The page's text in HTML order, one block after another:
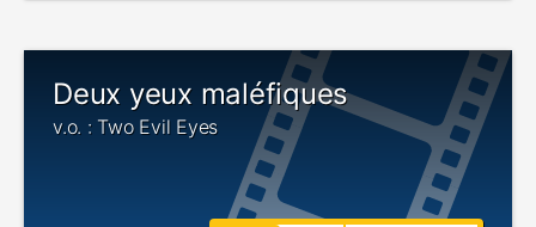
Deux yeux maléfiques
v.o. : Two Evil Eyes